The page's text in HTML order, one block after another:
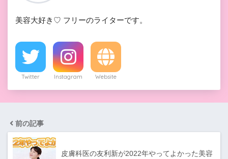
美容大好き♡ フリーのライターです。
Twitter Instagram Website
前の記事
皮膚科医の友利新が2022年やってよかった美容